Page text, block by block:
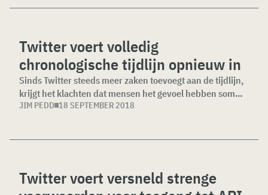
Twitter voert volledig
chronologische tijdlijn opnieuw in
Sinds Twitter steeds meer zaken toevoegt aan de tijdlijn,
krijgt het klachten dat mensen het gevoel hebben som...
JIM PEDD 18 SEPTEMBER 2018
Twitter voert versneld strenge